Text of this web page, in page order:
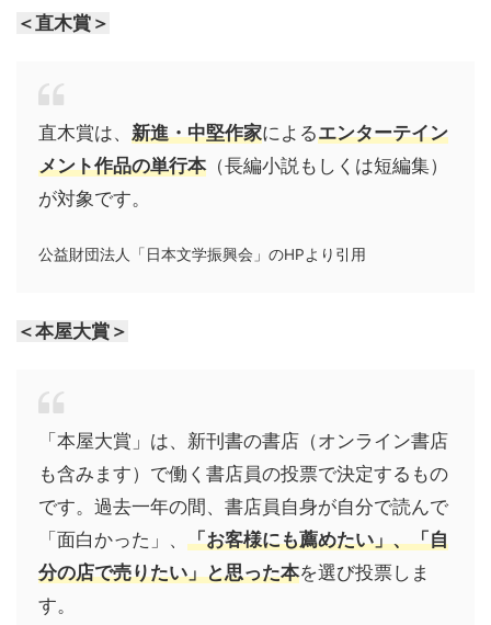
＜直木賞＞
直木賞は、 新進・中堅作家によるエンターテイン
メント作品の単行本（長編小説もしくは短編集）
が対象です。
公益財団法人「日本文学振興会」のHPより引用
＜本屋大賞＞
「本屋大賞」は、新刊書の書店（オンライン書店
も含みます）で働く書店員の投票で決定するもの
です。過去一年の間、書店員自身が自分で読んで
「面白かった」、 「お客様にも薦めたい」、「自
分の店で売りたい」と思った本を選び投票しま
す。